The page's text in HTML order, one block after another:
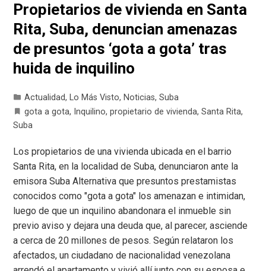
Propietarios de vivienda en Santa
Rita, Suba, denuncian amenazas
de presuntos ‘gota a gota’ tras
huida de inquilino
Actualidad, Lo Más Visto, Noticias,Suba
gota a gota, Inquilino,propietario de vivienda,Santa Rita,
Suba
Los propietarios de una vivienda ubicada en el barrio
Santa Rita, en la localidad de Suba, denunciaron ante la
emisora Suba Alternativa que presuntos prestamistas
conocidos como "gota a gota" los amenazan e intimidan,
luego de que un inquilino abandonara el inmueble sin
previo aviso y dejara una deuda que, al parecer, asciende
a cerca de 20 millones de pesos. Según relataron los
afectados, un ciudadano de nacionalidad venezolana